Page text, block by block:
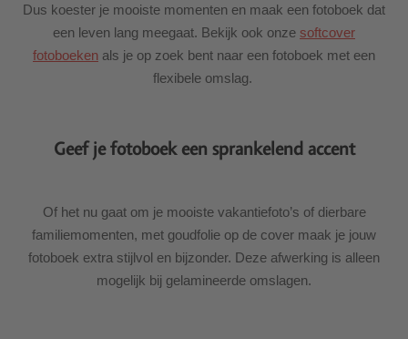
Dus koester je mooiste momenten en maak een fotoboek dat
een leven lang meegaat. Bekijk ook onze softcover
fotoboeken als je op zoek bent naar een fotoboek met een
flexibele omslag.
Geef je fotoboek een sprankelend accent
Of het nu gaat om je mooiste vakantiefoto’s of dierbare
familiemomenten, met goudfolie op de cover maak je jouw
fotoboek extra stijlvol en bijzonder. Deze afwerking is alleen
mogelijk bij gelamineerde omslagen.